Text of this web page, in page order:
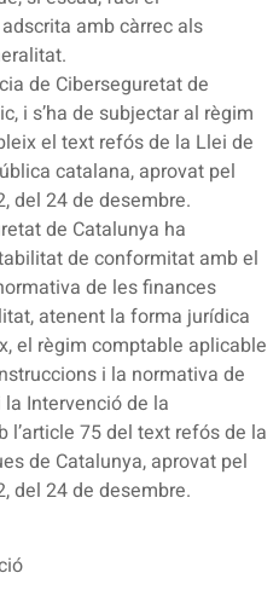
amb càrrec als
de Ciberseguretat de
i s’ha de subjectar al règim
el text refós de la Llei de
catalana, aprovat pel
del 24 de desembre.
de Catalunya ha
de conformitat amb el
de les finances
atenent la forma jurídica
el règim comptable aplicable
i la normativa de
Intervenció de la
l’article 75 del text refós de la
de Catalunya, aprovat pel
del 24 de desembre.